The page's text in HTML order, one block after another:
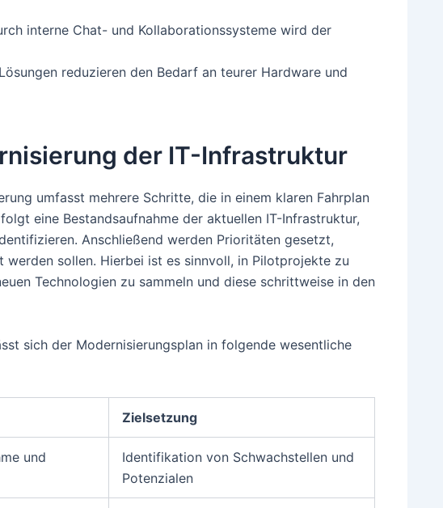
interne Chat- und Kollaborationssysteme wird der
reduzieren den Bedarf an teurer Hardware und
der IT-Infrastruktur
umfasst mehrere Schritte, die in einem klaren Fahrplan
eine Bestandsaufnahme der aktuellen IT-Infrastruktur,
Anschließend werden Prioritäten gesetzt,
werden sollen. Hierbei ist es sinnvoll, in Pilotprojekte zu
Technologien zu sammeln und diese schrittweise in den
sich der Modernisierungsplan in folgende wesentliche
Zielsetzung
und
Identifikation von Schwachstellen und
Potenzialen